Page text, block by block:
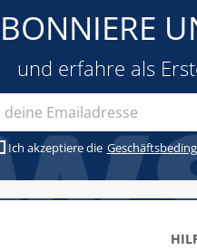
und erfahre als
Ich akzeptiere die